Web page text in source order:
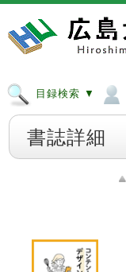
目録検索 ▼
書誌詳細